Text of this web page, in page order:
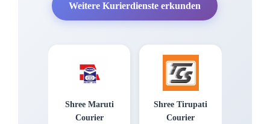
Weitere Kurierdienste erkunden
Shree Maruti
Courier
Shree Tirupati
Courier